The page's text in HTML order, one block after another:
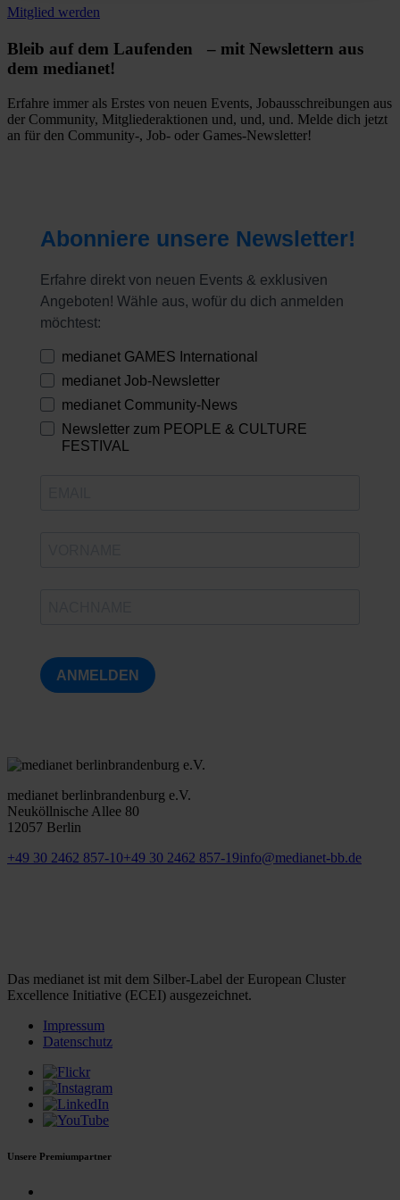
Mitglied werden
Bleib auf dem Laufenden – mit Newslettern aus
dem medianet!
Erfahre immer als Erstes von neuen Events, Jobausschreibungen aus
der Community, Mitgliederaktionen und, und, und. Melde dich jetzt
an für den Community-, Job- oder Games-Newsletter!
Abonniere unsere Newsletter!
Erfahre direkt von neuen Events & exklusiven
Angeboten! Wähle aus, wofür du dich anmelden
möchtest:
medianet GAMES International
medianet Job-Newsletter
medianet Community-News
Newsletter zum PEOPLE & CULTURE
FESTIVAL
ANMELDEN
medianet berlinbrandenburg e.V.
Neuköllnische Allee 80
12057 Berlin
+49 30 2462 857-10+49 30 2462 857-19info@medianet-bb.de
Das medianet ist mit dem Silber-Label der European Cluster
Excellence Initiative (ECEI) ausgezeichnet.
Impressum
Datenschutz
Unsere Premiumpartner